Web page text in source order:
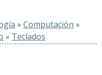
» Computación »
» Teclados